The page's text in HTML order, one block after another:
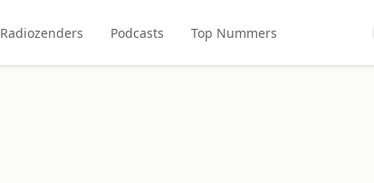
Radiozenders Podcasts Top Nummers